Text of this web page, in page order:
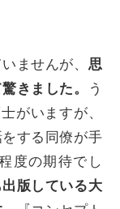
ませんが、 思
きました。
う
がいますが、
する同僚が手
度の期待でし
版している大